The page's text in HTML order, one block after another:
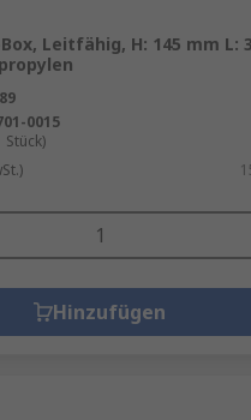
Box, Leitfähig, H: 145 mm L:
0015
Hinzufügen